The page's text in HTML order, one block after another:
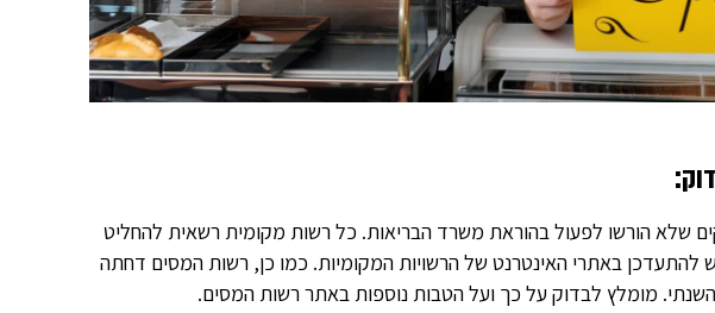
שלא הורשו לפעול בהוראת משרד הבריאות. כל רשות מקומית רשאית להחליט
להתעדכן באתרי האינטרנט של הרשויות המקומיות. כמו כן, רשות המסים דחתה
מומלץ לבדוק על כך ועל הטבות נוספות באתר רשות המסים.